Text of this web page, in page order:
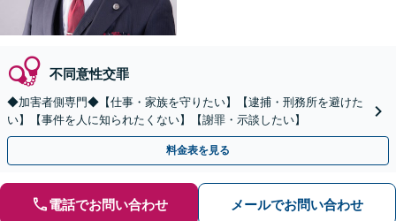
不同意性交罪
◆加害者側専門◆【仕事・家族を守りたい】【逮捕・刑務所を避けた
い】【事件を人に知られたくない】【謝罪・示談したい】
料金表を見る
電話でお問い合わせ メールでお問い合わせ